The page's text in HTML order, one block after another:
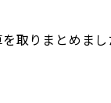
取りまとめま